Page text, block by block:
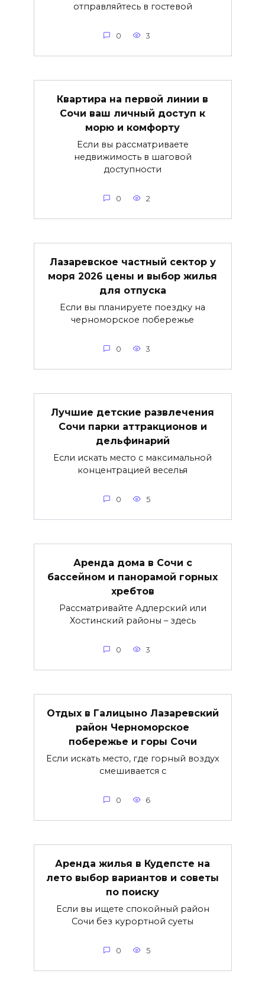
отправляйтесь в гостевой
0 3
Квартира на первой линии в
Сочи ваш личный доступ к
морю и комфорту
Если вы рассматриваете
недвижимость в шаговой
доступности
0 2
Лазаревское частный сектор у
моря 2026 цены и выбор жилья
для отпуска
Если вы планируете поездку на
черноморское побережье
0 3
Лучшие детские развлечения
Сочи парки аттракционов и
дельфинарий
Если искать место с максимальной
концентрацией веселья
0 5
Аренда дома в Сочи с
бассейном и панорамой горных
хребтов
Рассматривайте Адлерский или
Хостинский районы – здесь
0 3
Отдых в Галицыно Лазаревский
район Черноморское
побережье и горы Сочи
Если искать место, где горный воздух
смешивается с
0 6
Аренда жилья в Кудепсте на
лето выбор вариантов и советы
по поиску
Если вы ищете спокойный район
Сочи без курортной суеты
0 5